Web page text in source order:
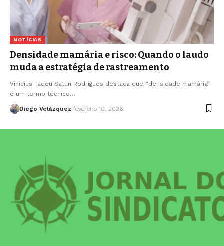
NOTÍCIAS
Densidade mamária e risco: Quando o laudo
muda a estratégia de rastreamento
Vinicius Tadeu Sattin Rodrigues destaca que “densidade mamária”
é um termo técnico…
Diego Velázquez fevereiro 10, 2026